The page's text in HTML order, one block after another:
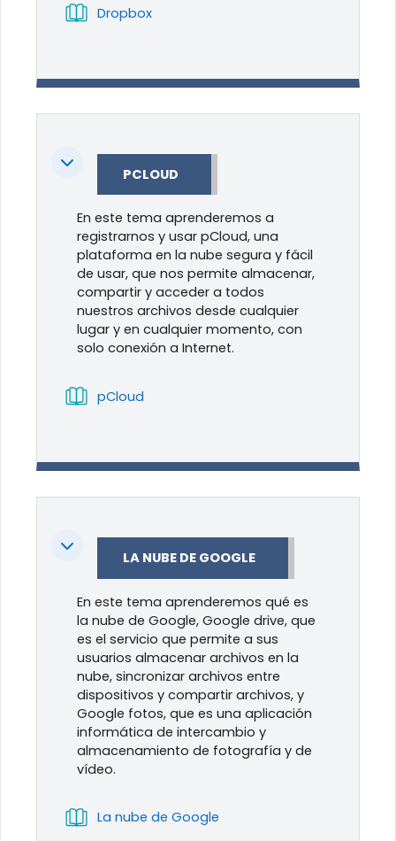
DropboxLibro
Colapsar PCLOUD
En este tema aprenderemos a
registrarnos y usar pCloud, una
plataforma en la nube segura y fácil
de usar, que nos permite almacenar,
compartir y acceder a todos
nuestros archivos desde cualquier
lugar y en cualquier momento, con
solo conexión a Internet.
pCloud
Colapsar LA NUBE DE GOOGLE
En este tema aprenderemos qué es
la nube de Google, Google drive, que
es el servicio que permite a sus
usuarios almacenar archivos en la
nube, sincronizar archivos entre
dispositivos y compartir archivos, y
Google fotos, que es una aplicación
informática de intercambio y
almacenamiento de fotografía y de
vídeo.
La nube de Google